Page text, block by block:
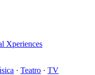
Xperiences
· Teatro · TV